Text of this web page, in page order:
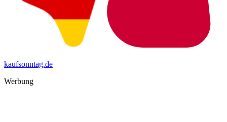
kaufsonntag.de
Werbung